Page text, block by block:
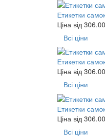
Етикетки
Ціна від 306.00
Всі ціни
Етикетки
Ціна від 306.00
Всі ціни
Етикетки
Ціна від 306.00
Всі ціни